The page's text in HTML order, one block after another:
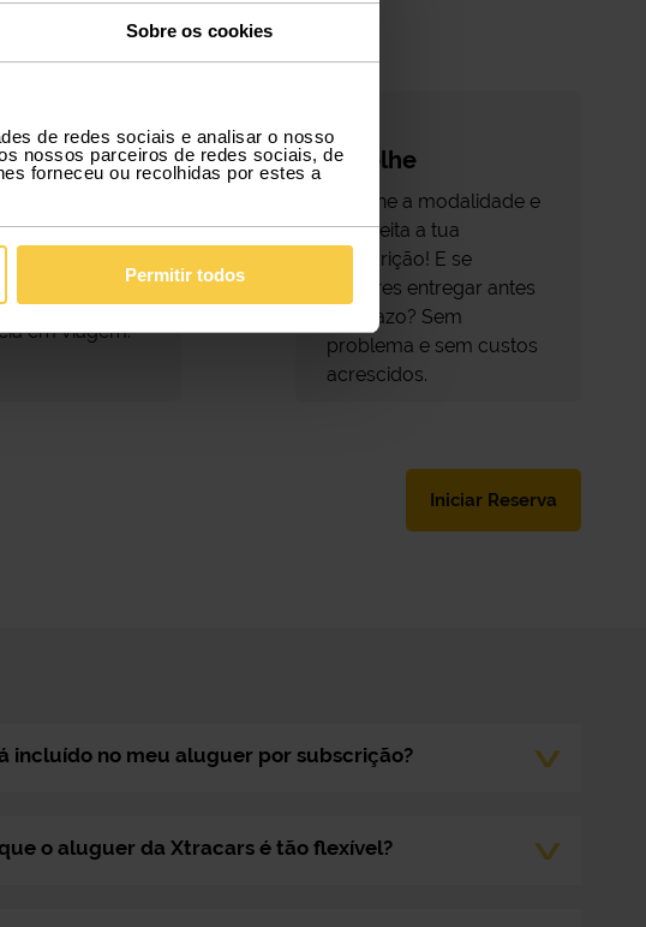
Sobre os cookies
de redes sociais e analisar o nosso
nossos parceiros de redes sociais, de
forneceu ou recolhidas por estes a
Permitir todos
carros por
desde seguro a
em viagem.
Escolhe
Escolhe a modalidade e
aproveita a tua
subscrição! E se
quiseres entregar antes
do prazo? Sem
problema e sem custos
acrescidos.
Iniciar Reserva
incluído no meu aluguer por subscrição?
o aluguer da Xtracars é tão flexível?